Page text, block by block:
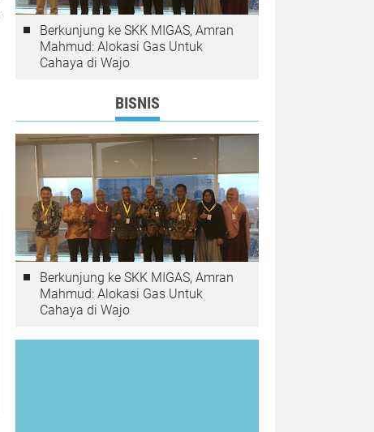
Berkunjung ke SKK MIGAS, Amran
Mahmud: Alokasi Gas Untuk
Cahaya di Wajo
BISNIS
Berkunjung ke SKK MIGAS, Amran
Mahmud: Alokasi Gas Untuk
Cahaya di Wajo